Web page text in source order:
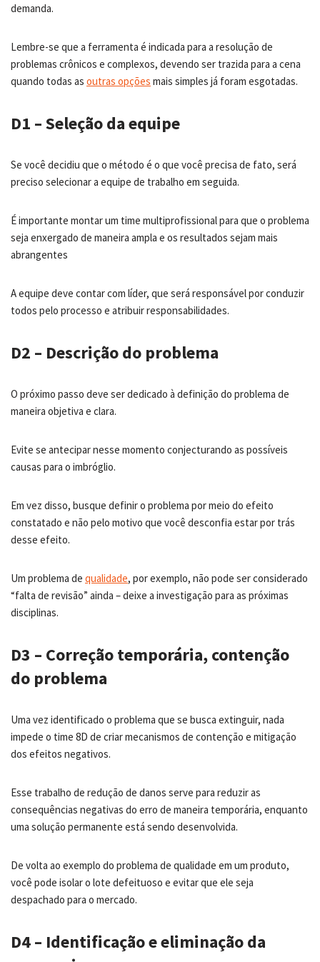
demanda.
Lembre-se que a ferramenta é indicada para a resolução de
problemas crônicos e complexos, devendo ser trazida para a cena
quando todas as outras opções mais simples já foram esgotadas.
D1 – Seleção da equipe
Se você decidiu que o método é o que você precisa de fato, será
preciso selecionar a equipe de trabalho em seguida.
É importante montar um time multiprofissional para que o problema
seja enxergado de maneira ampla e os resultados sejam mais
abrangentes
A equipe deve contar com líder, que será responsável por conduzir
todos pelo processo e atribuir responsabilidades.
D2 – Descrição do problema
O próximo passo deve ser dedicado à definição do problema de
maneira objetiva e clara.
Evite se antecipar nesse momento conjecturando as possíveis
causas para o imbróglio.
Em vez disso, busque definir o problema por meio do efeito
constatado e não pelo motivo que você desconfia estar por trás
desse efeito.
Um problema de qualidade, por exemplo, não pode ser considerado
“falta de revisão” ainda – deixe a investigação para as próximas
disciplinas.
D3 – Correção temporária, contenção
do problema
Uma vez identificado o problema que se busca extinguir, nada
impede o time 8D de criar mecanismos de contenção e mitigação
dos efeitos negativos.
Esse trabalho de redução de danos serve para reduzir as
consequências negativas do erro de maneira temporária, enquanto
uma solução permanente está sendo desenvolvida.
De volta ao exemplo do problema de qualidade em um produto,
você pode isolar o lote defeituoso e evitar que ele seja
despachado para o mercado.
D4 – Identificação e eliminação da